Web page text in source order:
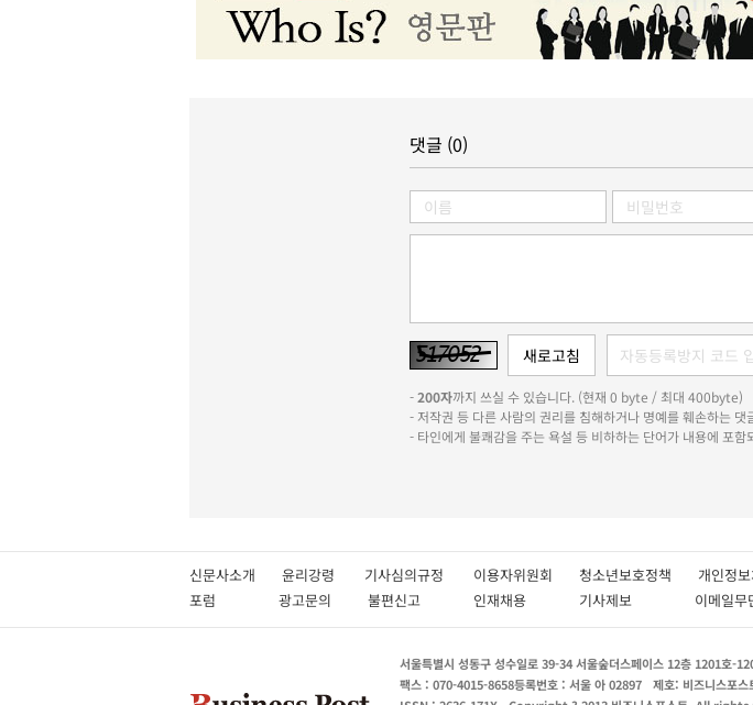
댓글 (0)
-200자까지 쓰실 수 있습니다. (현재 0 byte / 최대 400byte)
- 저작권 등 다른 사람의 권리를 침해하거나 명예를 훼손하는
- 타인에게 불쾌감을 주는 욕설 등 비하하는 단어가 내용에 포
신문사소개 윤리강령 기사심의규정 이용자위원회 청소년보호정책 개인
포럼
광고문의 불편신고 인재채용 기사제보 이메일무
서울특별시 성동구 성수일로 39-34 서울숲더스페이스 12층 1201호-
팩스 : 070-4015-8658등록번호 : 서울 아 02897 제호: 비즈니스포스